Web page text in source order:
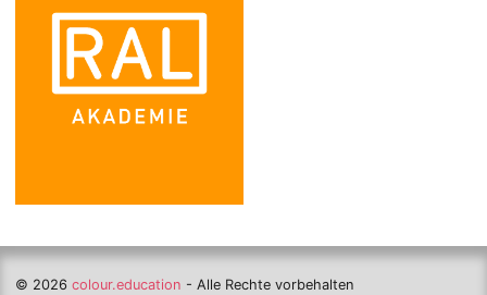
© 2026 colour.education - Alle Rechte vorbehalten